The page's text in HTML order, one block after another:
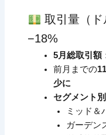
取引量（
−18%
5月総取引額
前月までの
少に
セグメント
ミッド＆
ガーデン